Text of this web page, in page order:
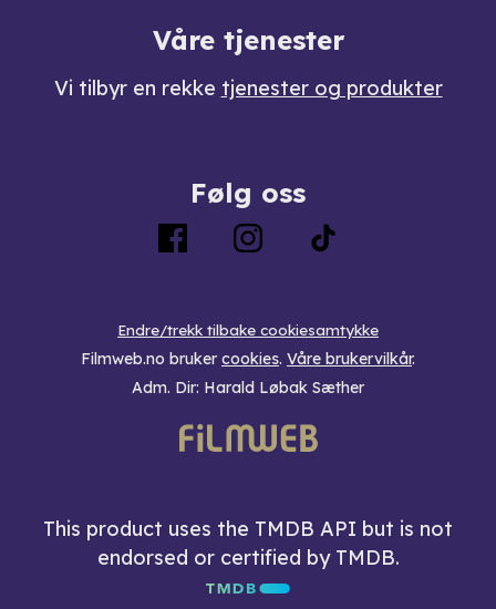
Våre tjenester
Vi tilbyr en rekke tjenester og produkter
Følg oss
Endre/trekk tilbake cookiesamtykke
Filmweb.no bruker cookies. Våre brukervilkår.
Adm. Dir: Harald Løbak Sæther
This product uses the TMDB API but is not
endorsed or certified by TMDB.